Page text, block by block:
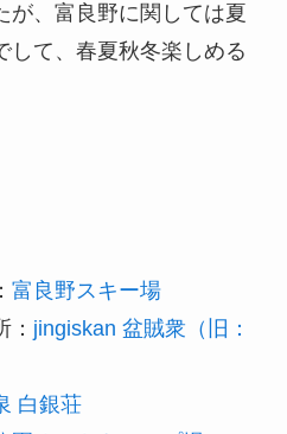
が、富良野に関しては夏
して、春夏秋冬楽しめる
富良野スキー場
jingiskan 盆賊衆（旧：
白銀荘